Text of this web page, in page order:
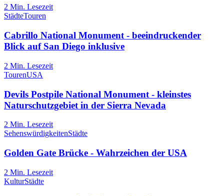
2 Min. Lesezeit
StädteTouren
Cabrillo National Monument - beeindruckender
Blick auf San Diego inklusive
2 Min. Lesezeit
TourenUSA
Devils Postpile National Monument - kleinstes
Naturschutzgebiet in der Sierra Nevada
2 Min. Lesezeit
SehenswürdigkeitenStädte
Golden Gate Brücke - Wahrzeichen der USA
2 Min. Lesezeit
KulturStädte